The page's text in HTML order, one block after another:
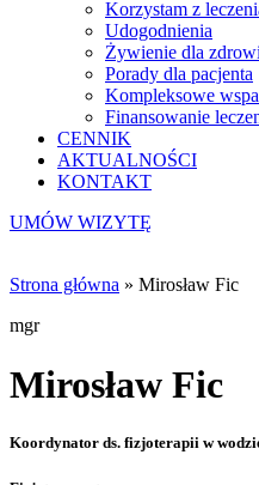
Korzystam z
Udogodnienia
Żywienie dla
Porady dla pacjenta
Kompleksowe
Finansowanie
CENNIK
AKTUALNOŚCI
KONTAKT
UMÓW WIZYTĘ
Strona główna » Mirosław Fic
mgr
Mirosław Fic
Koordynator ds. fizjoterapii w